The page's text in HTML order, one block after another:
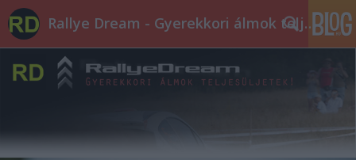
Rallye Dream - Gyerekkori álmok teljesüljetek!